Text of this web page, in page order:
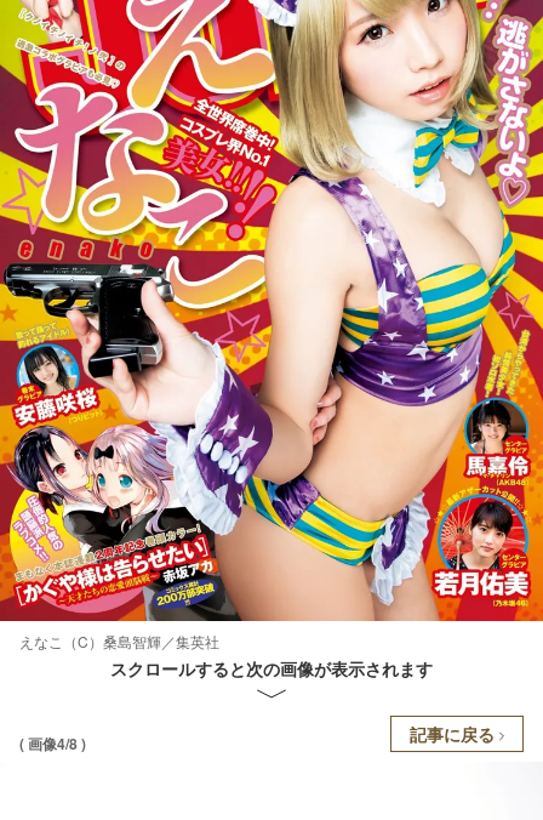
えなこ（C）桑島智輝／集英社
スクロールすると次の画像が表示されます
( 画像4/8 ) 記事に戻る